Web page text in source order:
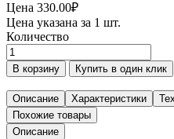
Цена 330.00₽
Цена указана за 1 шт.
Количество
Количество
товара
Магнитный
фиксатор
МФ-350,
шт.
В корзину Купить в один клик
Описание Характеристики
Похожие товары
Описание